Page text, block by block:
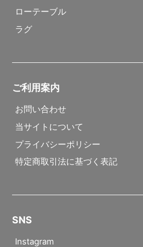
ローテーブル
ラグ
ご利用案内
お問い合わせ
当サイトについて
プライバシーポリシー
特定商取引法に基づく表記
SNS
Instagram